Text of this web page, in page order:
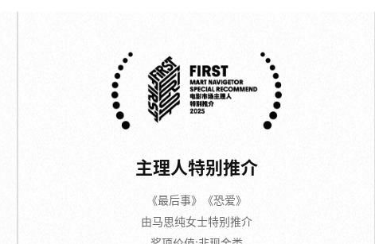
主理人特别推介
《最后事》《恐爱》